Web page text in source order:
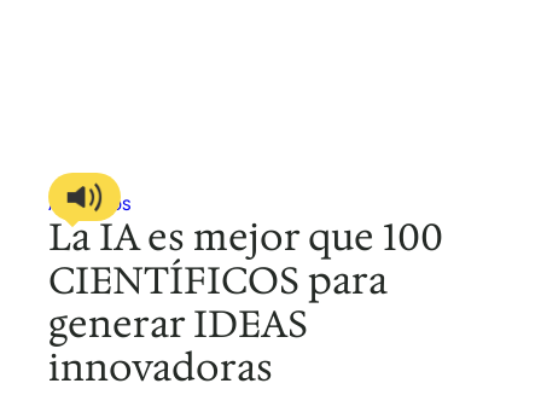
ARTÍCULOS
La IA es mejor que 100
CIENTÍFICOS para
generar IDEAS
innovadoras